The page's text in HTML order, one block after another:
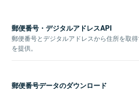
郵便番号・デジタルアドレスAPI
郵便番号とデジタルアドレスから住所を取
を提供。
郵便番号データのダウンロード